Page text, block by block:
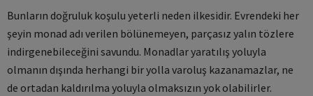
Bunların doğruluk koşulu yeterli neden ilkesidir. Evrendeki her
şeyin monad adı verilen bölünemeyen, parçasız yalın tözlere
indirgenebileceğini savundu. Monadlar yaratılış yoluyla
olmanın dışında herhangi bir yolla varoluş kazanamazlar, ne
de ortadan kaldırılma yoluyla olmaksızın yok olabilirler.